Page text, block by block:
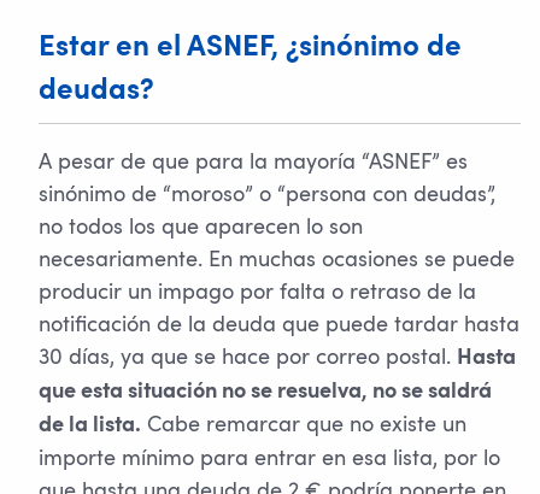
Estar en el ASNEF, ¿sinónimo de
deudas?
A pesar de que para la mayoría “ASNEF” es
sinónimo de “moroso” o “persona con deudas”,
no todos los que aparecen lo son
necesariamente. En muchas ocasiones se puede
producir un impago por falta o retraso de la
notificación de la deuda que puede tardar hasta
30 días, ya que se hace por correo postal. Hasta
que esta situación no se resuelva, no se saldrá
de la lista. Cabe remarcar que no existe un
importe mínimo para entrar en esa lista, por lo